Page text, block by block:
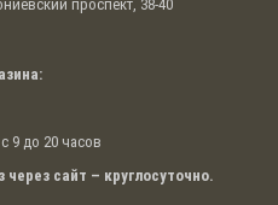
проспект, 38-40
9 до 20 часов
через сайт – круглосуточно.